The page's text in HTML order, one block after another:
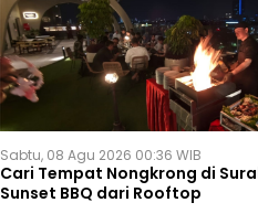
Sabtu, 08 Agu 2026 00:36 WIB
Cari Tempat Nongkrong di
Sunset BBQ dari Rooftop